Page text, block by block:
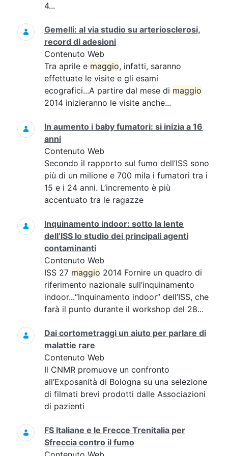
4...
Gemelli: al via studio su arteriosclerosi,
record di adesioni
Contenuto Web
Tra aprile e maggio, infatti, saranno
effettuate le visite e gli esami
ecografici...A partire dal mese di maggio
2014 inizieranno le visite anche...
In aumento i baby fumatori: si inizia a 16
anni
Contenuto Web
Secondo il rapporto sul fumo dell’ISS sono
più di un milione e 700 mila i fumatori tra i
15 e i 24 anni. L’incremento è più
accentuato tra le ragazze
Inquinamento indoor: sotto la lente
dell’ISS lo studio dei principali agenti
contaminanti
Contenuto Web
ISS 27 maggio 2014 Fornire un quadro di
riferimento nazionale sull’inquinamento
indoor...“Inquinamento indoor” dell’ISS, che
farà il punto durante il workshop del 28...
Dai cortometraggi un aiuto per parlare di
malattie rare
Contenuto Web
Il CNMR promuove un confronto
all’Exposanità di Bologna su una selezione
di filmati brevi prodotti dalle Associazioni
di pazienti
FS Italiane e le Frecce Trenitalia per
Sfreccia contro il fumo